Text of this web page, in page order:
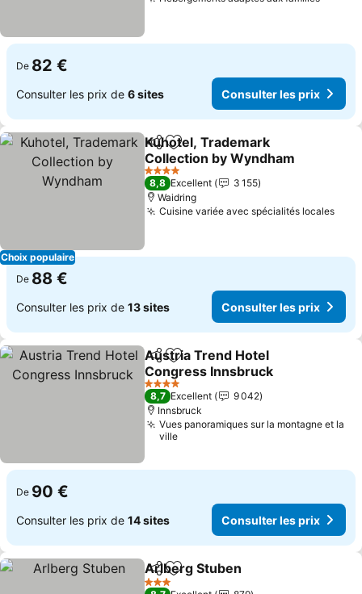
De 82 €
Consulter les prix de 6 sites Consulter les prix
Choix populaire
PartagerAjouter à mes favoris
Kuhotel, Trademark
Collection by Wyndham
Consulter les prix
4 Étoiles
8,8 Excellent
3 155
Waidring
Cuisine variée avec spécialités locales
De 88 €
Consulter les prix de 13 sites Consulter les prix
PartagerAjouter à mes favoris
Austria Trend Hotel
Congress Innsbruck
Consulter les prix
4 Étoiles
8,7 Excellent
9 042
Innsbruck
Vues panoramiques sur la montagne et la
ville
De 90 €
Consulter les prix de 14 sites Consulter les prix
PartagerAjouter à mes favoris
Arlberg Stuben
3 Étoiles